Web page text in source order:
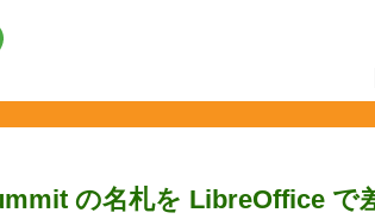
の名札を LibreOffice で